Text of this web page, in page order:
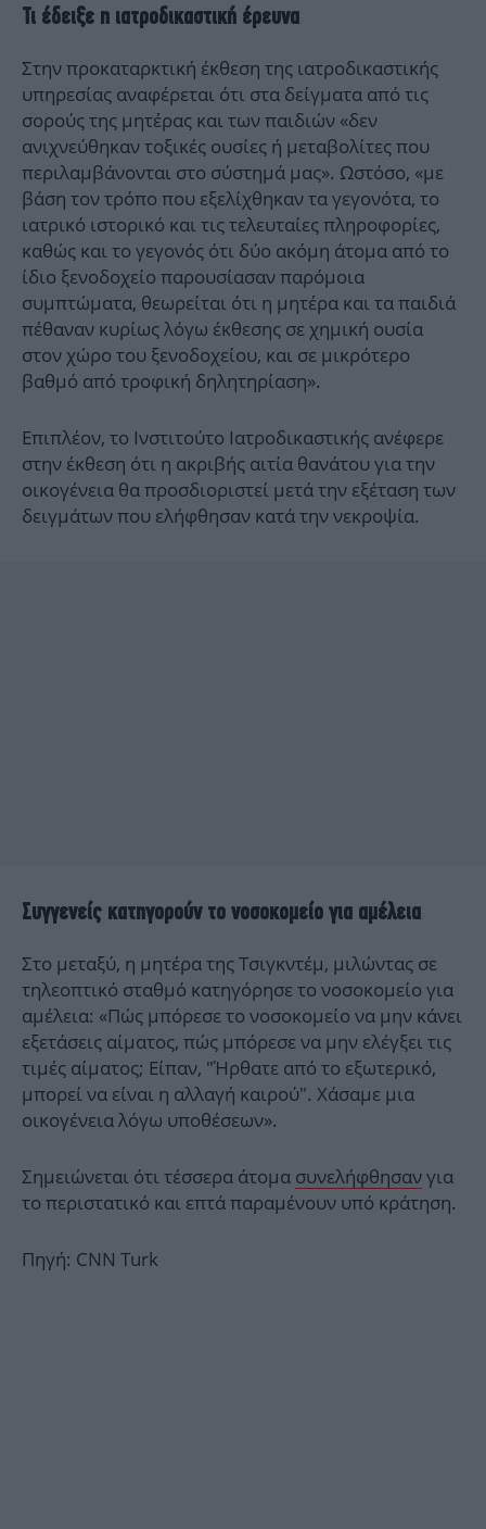
Τι έδειξε η ιατροδικαστική έρευνα
Στην προκαταρκτική έκθεση της ιατροδικαστικής
υπηρεσίας αναφέρεται ότι στα δείγματα από τις
σορούς της μητέρας και των παιδιών «δεν
ανιχνεύθηκαν τοξικές ουσίες ή μεταβολίτες που
περιλαμβάνονται στο σύστημά μας». Ωστόσο, «με
βάση τον τρόπο που εξελίχθηκαν τα γεγονότα, το
ιατρικό ιστορικό και τις τελευταίες πληροφορίες,
καθώς και το γεγονός ότι δύο ακόμη άτομα από το
ίδιο ξενοδοχείο παρουσίασαν παρόμοια
συμπτώματα, θεωρείται ότι η μητέρα και τα παιδιά
πέθαναν κυρίως λόγω έκθεσης σε χημική ουσία
στον χώρο του ξενοδοχείου, και σε μικρότερο
βαθμό από τροφική δηλητηρίαση».
Eπιπλέον, το Ινστιτούτο Ιατροδικαστικής ανέφερε
στην έκθεση ότι η ακριβής αιτία θανάτου για την
οικογένεια θα προσδιοριστεί μετά την εξέταση των
δειγμάτων που ελήφθησαν κατά την νεκροψία.
Συγγενείς κατηγορούν το νοσοκομείο για αμέλεια
Στο μεταξύ, η μητέρα της Τσιγκντέμ, μιλώντας σε
τηλεοπτικό σταθμό κατηγόρησε το νοσοκομείο για
αμέλεια: «Πώς μπόρεσε το νοσοκομείο να μην κάνει
εξετάσεις αίματος, πώς μπόρεσε να μην ελέγξει τις
τιμές αίματος; Είπαν, "Ήρθατε από το εξωτερικό,
μπορεί να είναι η αλλαγή καιρού". Χάσαμε μια
οικογένεια λόγω υποθέσεων».
Σημειώνεται ότι τέσσερα άτομα συνελήφθησανγια
το περιστατικό και επτά παραμένουν υπό κράτηση.
Πηγή: CNN Turk